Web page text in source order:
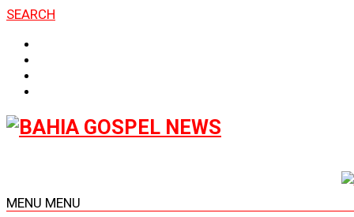
SEARCH
MENU MENU